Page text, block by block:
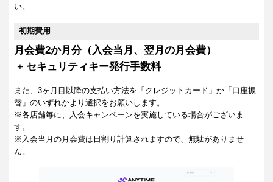
い。
初期費用
月会費2か月分（入会当月、翌月の月会費）
+ セキュリティキー発行手数料
また、3ヶ月目以降の支払い方法を「クレジットカード」か「口座振
替」のいずれかより選択をお願いします。
※各店舗毎に、入会キャンペーンを実施している場合がございま
す。
※入会当月の月会費は日割り計算されますので、無駄がありませ
ん。